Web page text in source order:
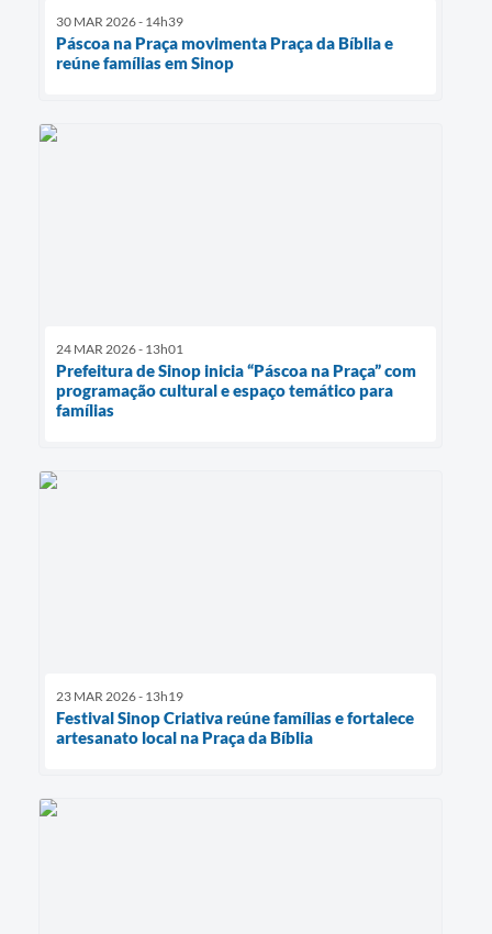
30 MAR 2026 - 14h39
Páscoa na Praça movimenta Praça da Bíblia e
reúne famílias em Sinop
24 MAR 2026 - 13h01
Prefeitura de Sinop inicia “Páscoa na Praça” com
programação cultural e espaço temático para
famílias
23 MAR 2026 - 13h19
Festival Sinop Criativa reúne famílias e fortalece
artesanato local na Praça da Bíblia